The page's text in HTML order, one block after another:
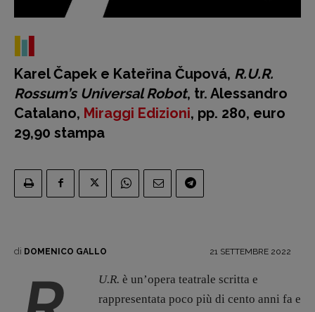
Karel Čapek e Kateřina Čupová, R.U.R.
Rossum’s Universal Robot, tr. Alessandro
Catalano, Miraggi Edizioni, pp. 280, euro
29,90 stampa
di DOMENICO GALLO 21 SETTEMBRE 2022
U.R. è un’opera teatrale scritta e
rappresentata poco più di cento anni fa e